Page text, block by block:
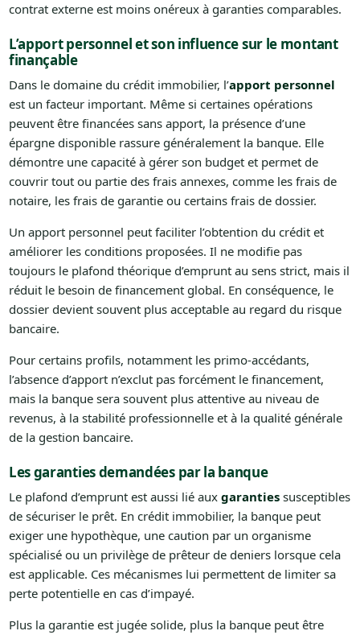
contrat externe est moins onéreux à garanties comparables.
L’apport personnel et son influence sur le montant
finançable
Dans le domaine du crédit immobilier, l’apport personnel
est un facteur important. Même si certaines opérations
peuvent être financées sans apport, la présence d’une
épargne disponible rassure généralement la banque. Elle
démontre une capacité à gérer son budget et permet de
couvrir tout ou partie des frais annexes, comme les frais de
notaire, les frais de garantie ou certains frais de dossier.
Un apport personnel peut faciliter l’obtention du crédit et
améliorer les conditions proposées. Il ne modifie pas
toujours le plafond théorique d’emprunt au sens strict, mais il
réduit le besoin de financement global. En conséquence, le
dossier devient souvent plus acceptable au regard du risque
bancaire.
Pour certains profils, notamment les primo-accédants,
l’absence d’apport n’exclut pas forcément le financement,
mais la banque sera souvent plus attentive au niveau de
revenus, à la stabilité professionnelle et à la qualité générale
de la gestion bancaire.
Les garanties demandées par la banque
Le plafond d’emprunt est aussi lié aux garantiessusceptibles
de sécuriser le prêt. En crédit immobilier, la banque peut
exiger une hypothèque, une caution par un organisme
spécialisé ou un privilège de prêteur de deniers lorsque cela
est applicable. Ces mécanismes lui permettent de limiter sa
perte potentielle en cas d’impayé.
Plus la garantie est jugée solide, plus la banque peut être